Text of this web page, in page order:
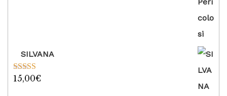
SILVANA
Valutato
15,00€